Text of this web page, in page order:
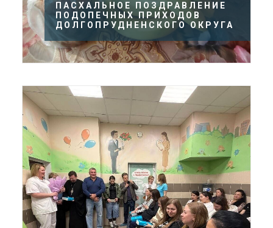
ПАСХАЛЬНОЕ ПОЗДРАВЛЕНИЕ
ПОДОПЕЧНЫХ ПРИХОДОВ
ДОЛГОПРУДНЕНСКОГО ОКРУГА